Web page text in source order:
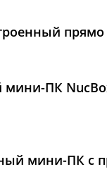
прямо
мини-ПК
мини-ПК с